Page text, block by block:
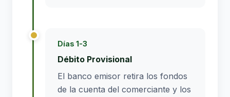
Días 1-3
Débito Provisional
El banco emisor retira los fondos
de la cuenta del comerciante y los